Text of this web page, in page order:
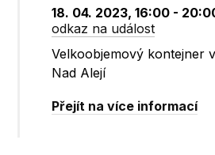
18. 04. 2023, 16:00 -
odkaz na událost
Velkoobjemový kontejner
Nad Alejí
Přejít na více informací